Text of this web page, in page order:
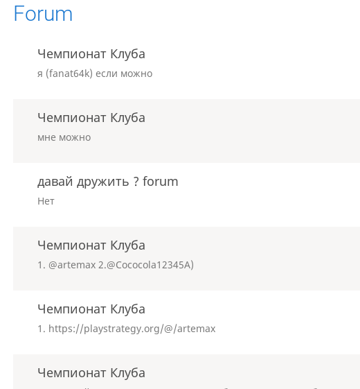
Forum
Чемпионат Клуба
я (fanat64k) если можно
Чемпионат Клуба
мне можно
давай дружить ? forum
Нет
Чемпионат Клуба
1. @artemax 2.@Cococola12345A)
Чемпионат Клуба
1. https://playstrategy.org/@/artemax
Чемпионат Клуба